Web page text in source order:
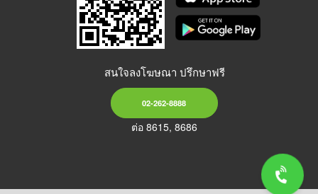
สนใจลงโฆษณา ปรึกษาฟรี
02-262-8888
ต่อ 8615, 8686